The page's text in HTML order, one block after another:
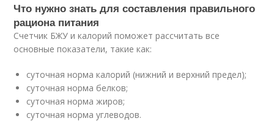
Что нужно знать для составления правильного
рациона питания
Счетчик БЖУ и калорий поможет рассчитать все
основные показатели, такие как:
суточная норма калорий (нижний и верхний предел);
суточная норма белков;
суточная норма жиров;
суточная норма углеводов.